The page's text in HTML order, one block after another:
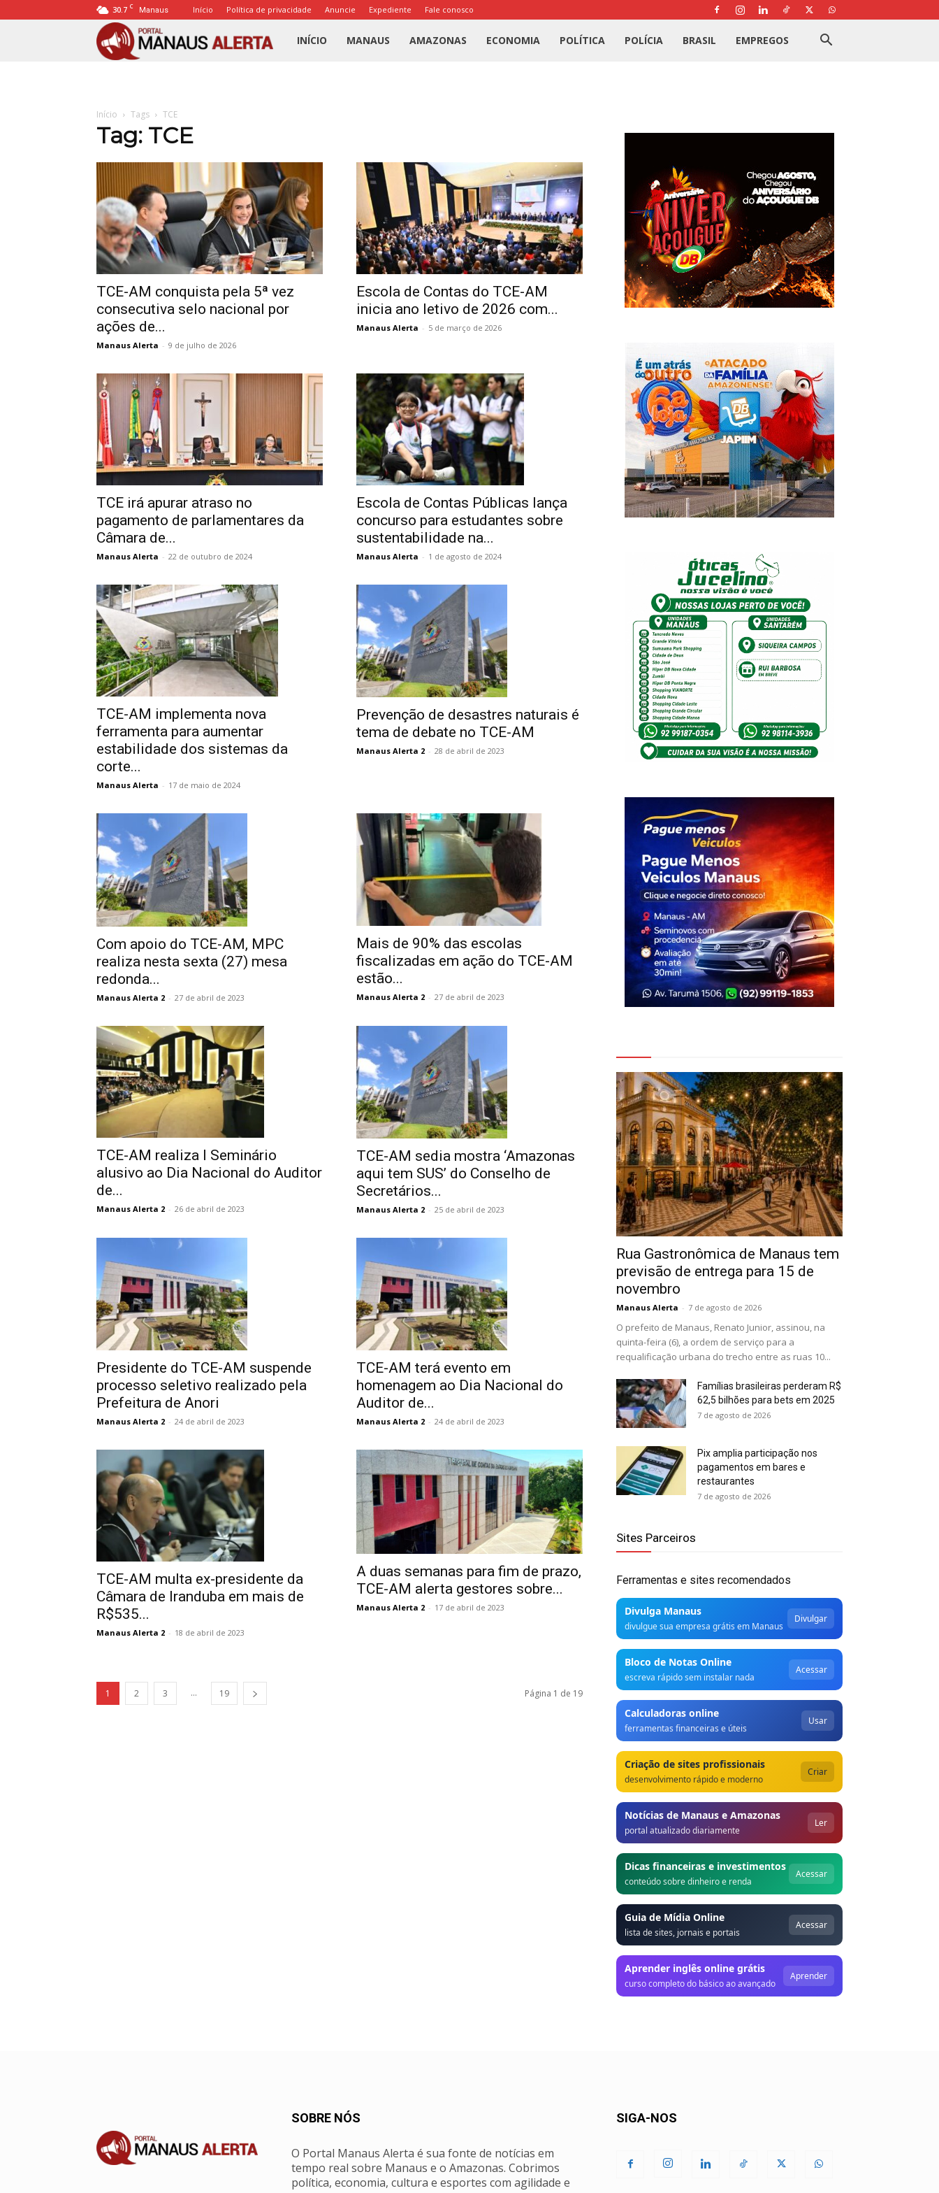
30.7 C Manaus Início Política de privacidade Anuncie Expediente Fale conosco
Portal
INÍCIO MANAUS AMAZONAS ECONOMIA POLÍTICA POLÍCIA BRASIL EMPREGOS
Início Tags TCE
Tag: TCE
TCE-AM conquista pela 5ª vez
consecutiva selo nacional por
ações de...
Manaus Alerta - 9 de julho de 2026
Escola de Contas do TCE-AM
inicia ano letivo de 2026 com...
Manaus Alerta - 5 de março de 2026
TCE irá apurar atraso no
pagamento de parlamentares da
Câmara de...
Manaus Alerta - 22 de outubro de 2024
Escola de Contas Públicas lança
concurso para estudantes sobre
sustentabilidade na...
Manaus Alerta - 1 de agosto de 2024
TCE-AM implementa nova
ferramenta para aumentar
estabilidade dos sistemas da
corte...
Manaus Alerta - 17 de maio de 2024
Prevenção de desastres naturais é
tema de debate no TCE-AM
Manaus Alerta 2 - 28 de abril de 2023
Com apoio do TCE-AM, MPC
realiza nesta sexta (27) mesa
redonda...
Manaus Alerta 2 - 27 de abril de 2023
Mais de 90% das escolas
fiscalizadas em ação do TCE-AM
estão...
Manaus Alerta 2 - 27 de abril de 2023
TCE-AM realiza I Seminário
alusivo ao Dia Nacional do Auditor
de...
Manaus Alerta 2 - 26 de abril de 2023
TCE-AM sedia mostra ‘Amazonas
aqui tem SUS’ do Conselho de
Secretários...
Manaus Alerta 2 - 25 de abril de 2023
Presidente do TCE-AM suspende
processo seletivo realizado pela
Prefeitura de Anori
Manaus Alerta 2 - 24 de abril de 2023
TCE-AM terá evento em
homenagem ao Dia Nacional do
Auditor de...
Manaus Alerta 2 - 24 de abril de 2023
TCE-AM multa ex-presidente da
Câmara de Iranduba em mais de
R$535...
Manaus Alerta 2 - 18 de abril de 2023
A duas semanas para fim de prazo,
TCE-AM alerta gestores sobre...
Manaus Alerta 2 - 17 de abril de 2023
1 2 3 ... 19 Página 1 de 19
Rua Gastronômica de Manaus tem
previsão de entrega para 15 de
novembro
Manaus Alerta - 7 de agosto de 2026
O prefeito de Manaus, Renato Junior, assinou, na
quinta-feira (6), a ordem de serviço para a
requalificação urbana do trecho entre as ruas 10...
Famílias brasileiras perderam R$
62,5 bilhões para bets em 2025
7 de agosto de 2026
Pix amplia participação nos
pagamentos em bares e
restaurantes
7 de agosto de 2026
Sites Parceiros
Ferramentas e sites recomendados
Divulga Manaus
divulgue sua empresa grátis em Manaus
Divulgar
Bloco de Notas Online
escreva rápido sem instalar nada
Acessar
Calculadoras online
ferramentas financeiras e úteis
Usar
Criação de sites profissionais
desenvolvimento rápido e moderno
Criar
Notícias de Manaus e Amazonas
portal atualizado diariamente
Ler
Dicas financeiras e investimentos
conteúdo sobre dinheiro e renda
Acessar
Guia de Mídia Online
lista de sites, jornais e portais
Acessar
Aprender inglês online grátis
curso completo do básico ao avançado
Aprender
SOBRE NÓS
O Portal Manaus Alerta é sua fonte de notícias em
tempo real sobre Manaus e o Amazonas. Cobrimos
política, economia, cultura e esportes com agilidade e
SIGA-NOS